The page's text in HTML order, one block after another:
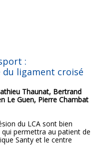
:
ligament croisé
Thaunat, Bertrand
Le Guen, Pierre Chambat
du LCA sont bien
permettra au patient de
Santy et le centre